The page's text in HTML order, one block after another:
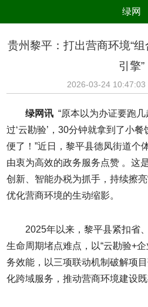
绿网
电器
环境保护 节能减排
贵州黎平：打出营商环境“组
引擎”
2026-03-24
绿网讯 “原本以为办证要跑
过‘云勘验’，30分钟就拿到了小
便了！”近日，黎平县德凤街道个
由衷为高效的政务服务点赞 。这
创新、智能办税为抓手，持续擦亮
优化营商环境的生动缩影。
2025年以来，黎平县紧扣省、
生命周期堵点难点，以“云勘验+
务效能，以三项联动机制破解项
化跨域服务，推动营商环境建设既